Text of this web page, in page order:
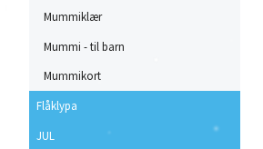
Mummiklær
Mummi - til barn
Mummikort
Flåklypa
JUL